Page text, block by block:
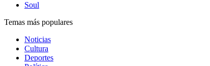
Soul
Temas más populares
Noticias
Cultura
Deportes